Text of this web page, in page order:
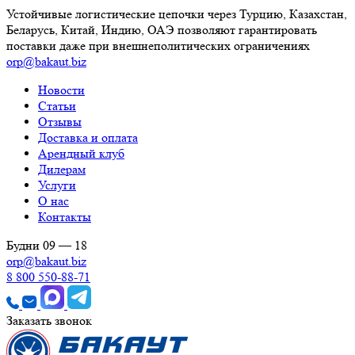
Устойчивые логистические цепочки через Турцию, Казахстан,
Беларусь, Китай, Индию, ОАЭ позволяют гарантировать
поставки даже при внешнеполитических ограничениях
orp@bakaut.biz
Новости
Статьи
Отзывы
Доставка и оплата
Арендный клуб
Дилерам
Услуги
О нас
Контакты
Будни 09 — 18
orp@bakaut.biz
8 800 550-88-71
Заказать звонок